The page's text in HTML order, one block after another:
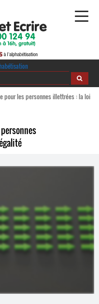
Alphabétisation
·
journaldelalpha.be
Ressources pédagogiques
Comprendre et parler
Contacts
un lieu d’alphabétisation
pour les personnes illettrées : la loi